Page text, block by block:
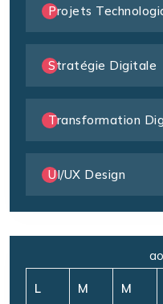
Projets
Stratégie Digitale
Transformation
UI/UX Design
L M M